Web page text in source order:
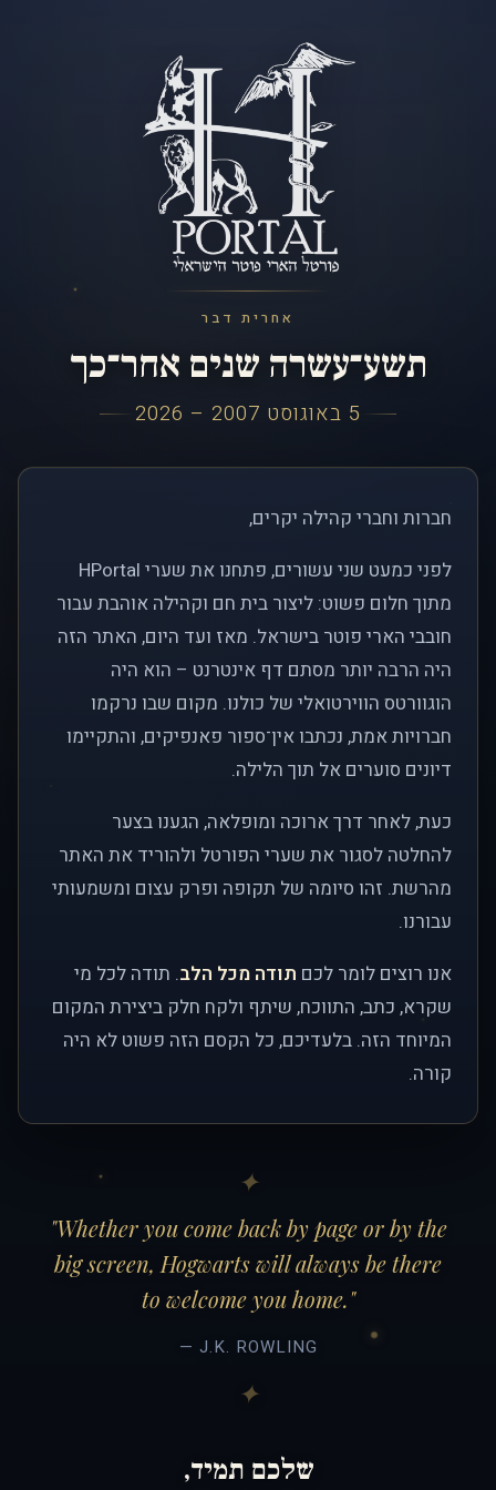
אחרית דבר
תשע־עשרה שנים אחר־כך
5 באוגוסט 2007 – 2026
חברות וחברי קהילה יקרים,
לפני כמעט שני עשורים, פתחנו את שערי HPortal
מתוך חלום פשוט: ליצור בית חם וקהילה אוהבת עבור
חובבי הארי פוטר בישראל. מאז ועד היום, האתר הזה
היה הרבה יותר מסתם דף אינטרנט – הוא היה
הוגוורטס הווירטואלי של כולנו. מקום שבו נרקמו
חברויות אמת, נכתבו אין־ספור פאנפיקים, והתקיימו
דיונים סוערים אל תוך הלילה.
כעת, לאחר דרך ארוכה ומופלאה, הגענו בצער
להחלטה לסגור את שערי הפורטל ולהוריד את האתר
מהרשת. זהו סיומה של תקופה ופרק עצום ומשמעותי
עבורנו.
אנו רוצים לומר לכם תודה מכל הלב. תודה לכל מי
שקרא, כתב, התווכח, שיתף ולקח חלק ביצירת המקום
המיוחד הזה. בלעדיכם, כל הקסם הזה פשוט לא היה
קורה.
"Whether you come back by page or by the
big screen, Hogwarts will always be there
to welcome you home."
— J.K. ROWLING
שלכם תמיד,